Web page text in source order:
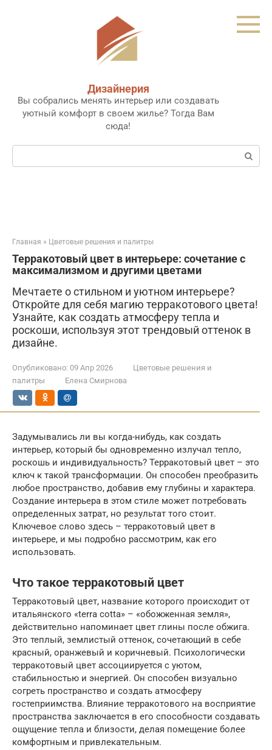
Дизайнерия
Вы собрались менять интерьер или создавать
уютный комфорт в своем жилье? Тогда Вам
сюда!
Поиск:
Главная » Цветовые решения и палитры
Терракотовый цвет в интерьере: сочетание с
максимализмом и другими цветами
Мечтаете о стильном и уютном интерьере?
Откройте для себя магию терракотового цвета!
Узнайте, как создать атмосферу тепла и
роскоши, используя этот трендовый оттенок в
дизайне.
Опубликовано: 09 Апр 2026
Цветовые решения и
палитры
Елена Смирнова
Задумывались ли вы когда-нибудь, как создать
интерьер, который бы одновременно излучал тепло,
роскошь и индивидуальность? Терракотовый цвет – это
ключ к такой трансформации. Он способен преобразить
любое пространство, добавив ему глубины и характера.
Создание интерьера в этом стиле может потребовать
определенных затрат, но результат того стоит.
Ключевое слово здесь – терракотовый цвет в
интерьере, и мы подробно рассмотрим, как его
использовать.
Что такое терракотовый цвет
Терракотовый цвет, название которого происходит от
итальянского «terra cotta» – «обожженная земля»,
действительно напоминает цвет глины после обжига.
Это теплый, землистый оттенок, сочетающий в себе
красный, оранжевый и коричневый. Психологически
терракотовый цвет ассоциируется с уютом,
стабильностью и энергией. Он способен визуально
согреть пространство и создать атмосферу
гостеприимства. Влияние терракотового на восприятие
пространства заключается в его способности создавать
ощущение тепла и близости, делая помещение более
комфортным и привлекательным.